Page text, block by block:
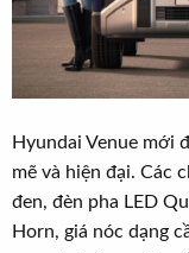
Hyundai Venue mới
mẽ và hiện đại. Các
đen, đèn pha LED
Horn, giá nóc dạng